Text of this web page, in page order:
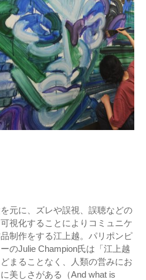
元に、ズレや誤視、誤聴などの
視化することによりコミュニケ
制作をする江上越。パリポンピ
のJulie Champion氏は「江上越
まることなく、人類の営みにお
美しさがある（And what is